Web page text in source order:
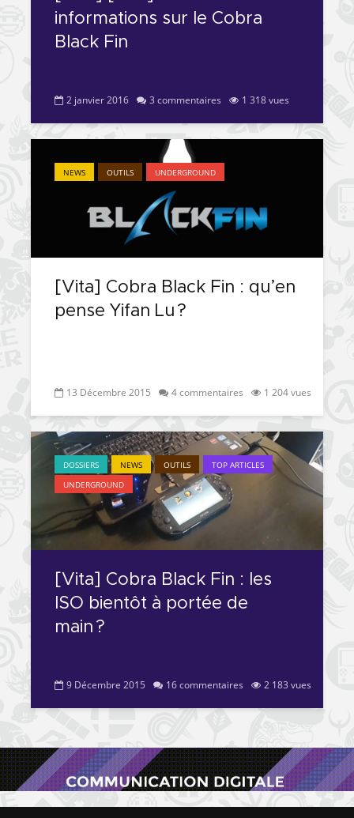
informations sur le Cobra
Black Fin
2 janvier 2016 3 commentaires 1 318 vues
NEWS OUTILS UNDERGROUND
[Vita] Cobra Black Fin : qu’en
pense Yifan Lu ?
13 Décembre 2015 4 commentaires 1 204 vues
DOSSIERS NEWS OUTILS
TOP ARTICLES
UNDERGROUND
[Vita] Cobra Black Fin : les
ISO bientôt à portée de
main ?
9 Décembre 2015 16 commentaires 2 183 vues